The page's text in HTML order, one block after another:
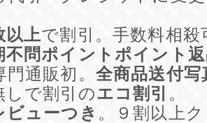
以上で割引。手数料相
不問ポイントポイント
通販初。 全商品送付写
しで割引のエコ割引 。
ビューつき 。９割以上